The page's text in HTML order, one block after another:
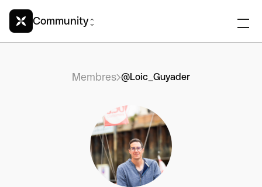
Community
Membres @Loic_Guyader